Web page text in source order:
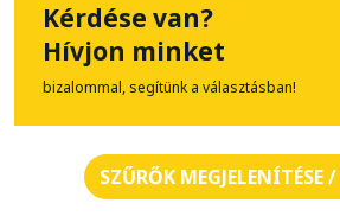
Kérdése van?
Hívjon minket
bizalommal, segítünk a választásban!
SZŰRŐK MEGJELENÍTÉSE /